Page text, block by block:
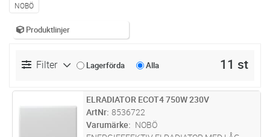
NOBÖ
Produktlinjer
Filter Lagerförda Alla 11 st
ST Lägg i kundvagn
ELRADIATOR ECOT4 750W 230V
ArtNr 8536722
Varumärke
NOBÖ